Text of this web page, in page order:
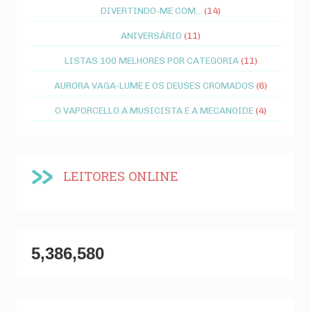
DIVERTINDO-ME COM... (14)
ANIVERSÁRIO (11)
LISTAS 100 MELHORES POR CATEGORIA (11)
AURORA VAGA-LUME E OS DEUSES CROMADOS (6)
O VAPORCELLO A MUSICISTA E A MECANOIDE(4)
LEITORES ONLINE
5,386,580